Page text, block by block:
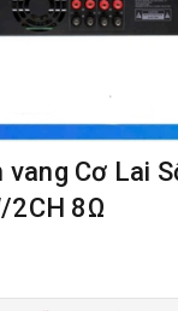
Cơ Lai
2CH 8Ω